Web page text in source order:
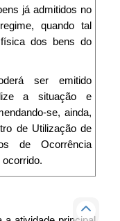
já admitidos no
quando tal
dos bens do
ser emitido
a situação e
se, ainda,
de Utilização de
de Ocorrência